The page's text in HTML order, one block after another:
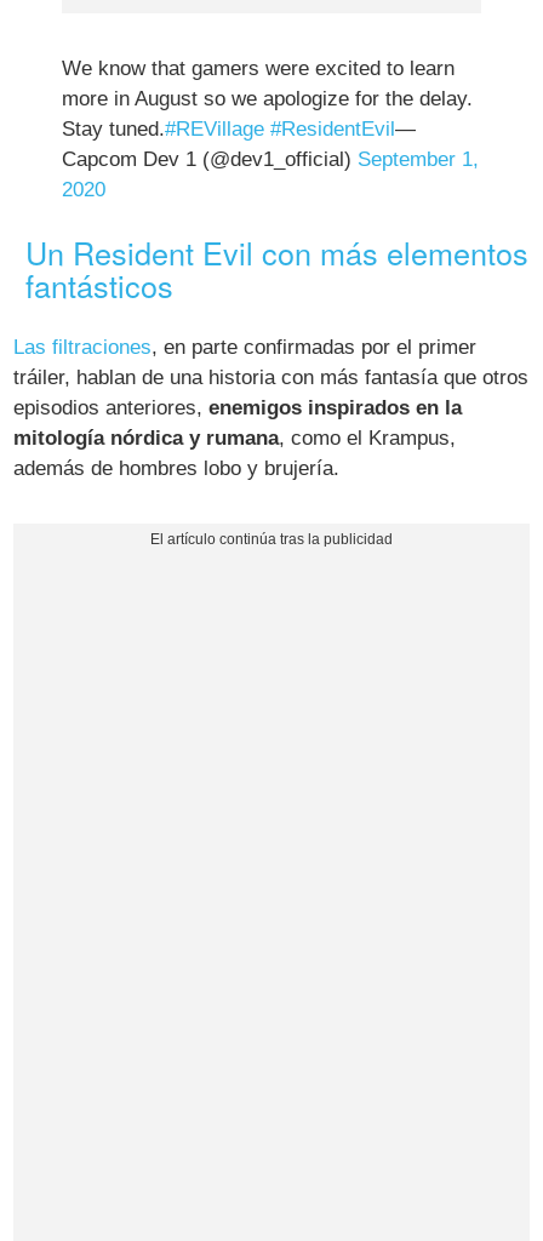
We know that gamers were excited to learn
more in August so we apologize for the delay.
Stay tuned.#REVillage #ResidentEvil—
Capcom Dev 1 (@dev1_official) September 1,
2020
Un Resident Evil con más elementos
fantásticos
Las filtraciones, en parte confirmadas por el primer
tráiler, hablan de una historia con más fantasía que otros
episodios anteriores,enemigos inspirados en la
mitología nórdica y rumana, como el Krampus,
además de hombres lobo y brujería.